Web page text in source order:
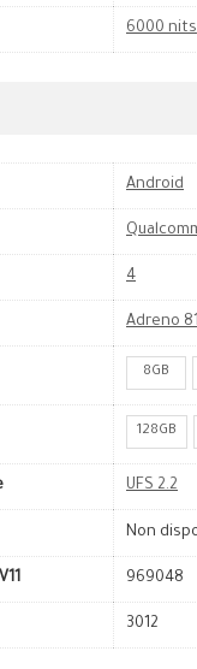
6000 nits
Android
4
Adreno
8GB
128GB
UFS 2.2
Non
969048
3012